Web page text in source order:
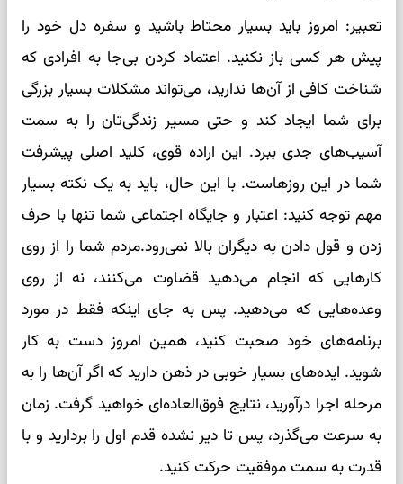
تعبیر: امروز باید بسیار محتاط باشید و سفره دل خود را
پیش هر کسی باز نکنید. اعتماد کردن بی‌جا به افرادی که
شناخت کافی از آن‌ها ندارید، می‌تواند مشکلات بسیار بزرگی
برای شما ایجاد کند و حتی مسیر زندگی‌تان را به سمت
آسیب‌های جدی ببرد. این اراده قوی، کلید اصلی پیشرفت
شما در این روزهاست. با این حال، باید به یک نکته بسیار
مهم توجه کنید: اعتبار و جایگاه اجتماعی شما تنها با حرف
زدن و قول دادن به دیگران بالا نمی‌رود.مردم شما را از روی
کارهایی که انجام می‌دهید قضاوت می‌کنند، نه از روی
وعده‌هایی که می‌دهید. پس به جای اینکه فقط در مورد
برنامه‌های خود صحبت کنید، همین امروز دست به کار
شوید. ایده‌های بسیار خوبی در ذهن دارید که اگر آن‌ها را به
مرحله اجرا درآورید، نتایج فوق‌العاده‌ای خواهید گرفت. زمان
به سرعت می‌گذرد، پس تا دیر نشده قدم اول را بردارید و با
قدرت به سمت موفقیت حرکت کنید.